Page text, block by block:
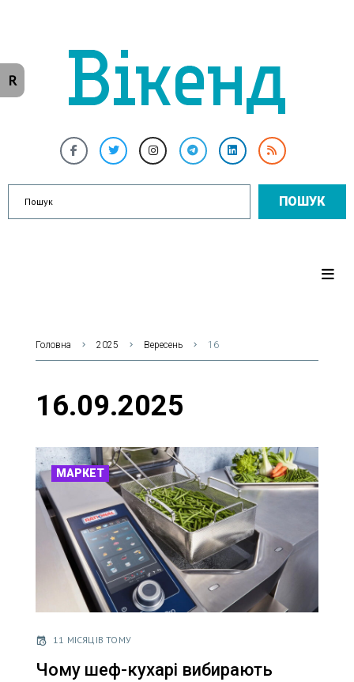
ПОШУК
Головна 2025 Вересень 16
16.09.2025
МАРКЕТ
11 МІСЯЦІВ ТОМУ
Чому шеф-кухарі вибирають
R